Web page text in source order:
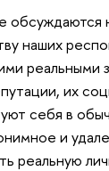
обсуждаются
наших
реальными
их
себя в
и
реальную